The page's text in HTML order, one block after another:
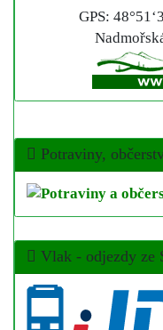
GPS:
Potraviny,
Vlak - odjezdy ze